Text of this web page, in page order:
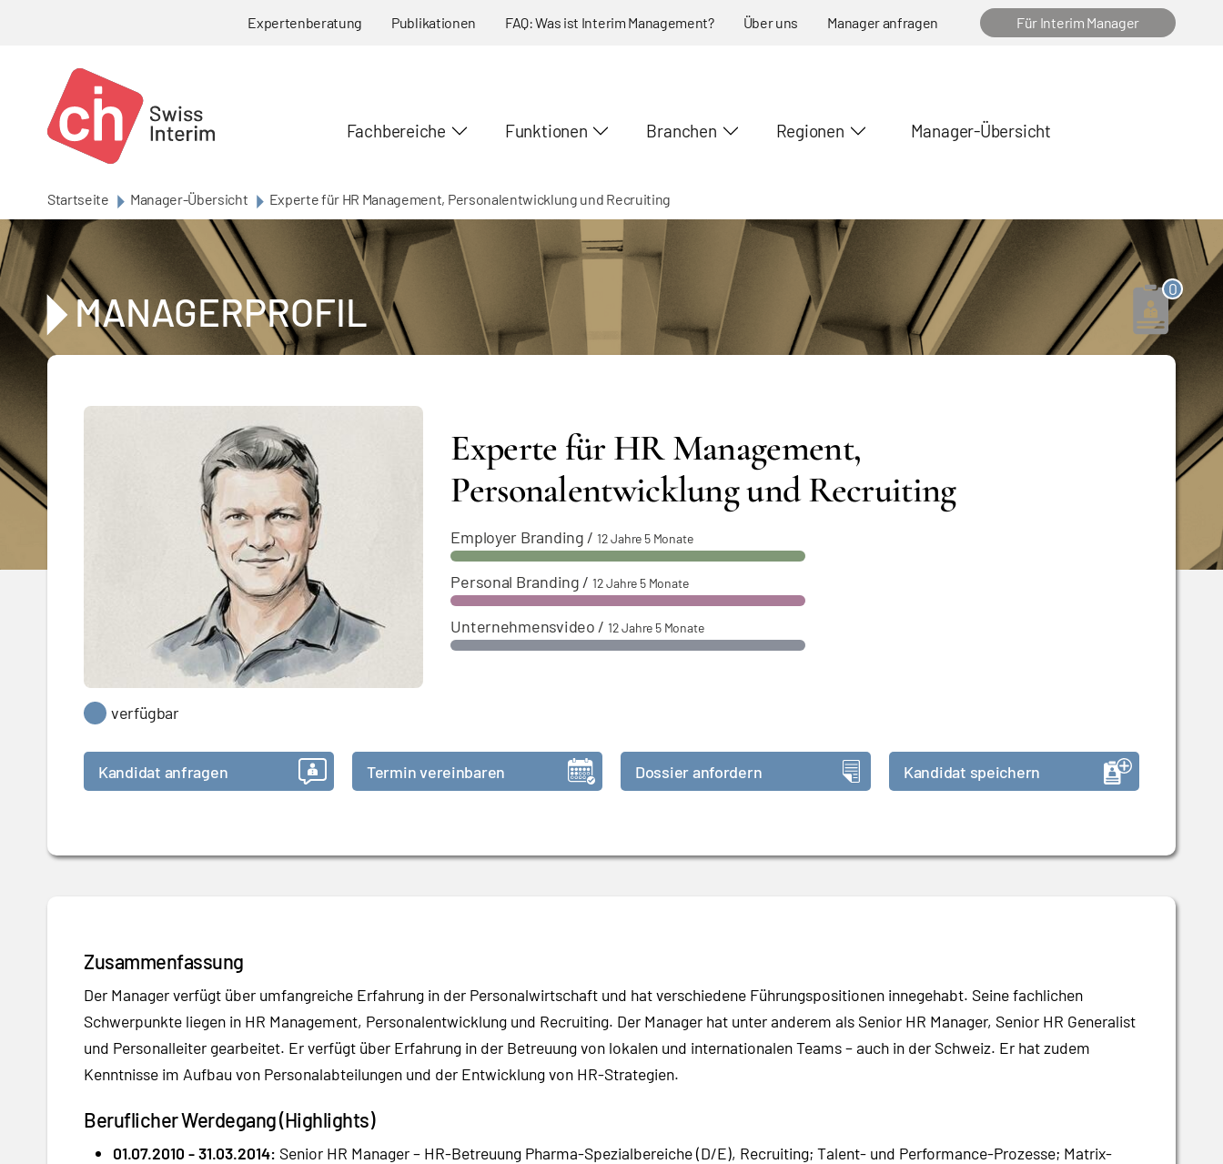
Expertenberatung Publikationen FAQ: Was ist Interim Management? Über uns Manager anfragen Für Interim Manager
Fachbereiche Funktionen Branchen Regionen Manager-Übersicht
Startseite Manager-Übersicht Experte für HR Management, Personalentwicklung und Recruiting
MANAGERPROFIL 0
verfügbar
Experte für HR Management,
Personalentwicklung und Recruiting
Employer Branding / 12 Jahre 5 Monate
Personal Branding / 12 Jahre 5 Monate
Unternehmensvideo / 12 Jahre 5 Monate
Kandidat anfragen Termin vereinbaren Dossier anfordern Kandidat speichern
Zusammenfassung
Der Manager verfügt über umfangreiche Erfahrung in der Personalwirtschaft und hat verschiedene Führungspositionen innegehabt. Seine fachlichen
Schwerpunkte liegen in HR Management, Personalentwicklung und Recruiting. Der Manager hat unter anderem als Senior HR Manager, Senior HR Generalist
und Personalleiter gearbeitet. Er verfügt über Erfahrung in der Betreuung von lokalen und internationalen Teams – auch in der Schweiz. Er hat zudem
Kenntnisse im Aufbau von Personalabteilungen und der Entwicklung von HR-Strategien.
Beruflicher Werdegang (Highlights)
01.07.2010 - 31.03.2014: Senior HR Manager – HR-Betreuung Pharma-Spezialbereiche (D/E), Recruiting; Talent- und Performance-Prozesse; Matrix-